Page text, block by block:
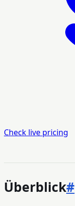
Check live pricing
Überblick#